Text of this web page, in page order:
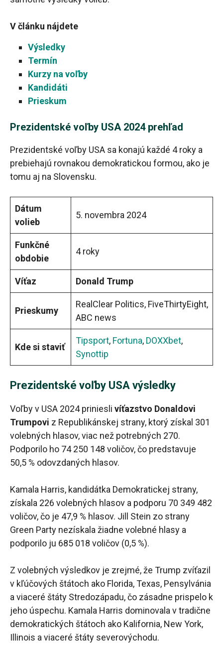
V článku nájdete
Výsledky
Termín
Kurzy na voľby
Kandidáti
Prieskum
Prezidentské voľby USA 2024 prehľad
Prezidentské voľby USA sa konajú každé 4 roky a
prebiehajú rovnakou demokratickou formou, ako je
tomu aj na Slovensku.
Dátum
volieb
5. novembra 2024
Funkčné
obdobie
4 roky
Víťaz Donald Trump
Prieskumy
RealClear Politics, FiveThirtyEight,
ABC news
Kde si staviť
Tipsport, Fortuna, DOXXbet,
Synottip
Prezidentské voľby USA výsledky
Voľby v USA 2024 priniesli víťazstvo Donaldovi
Trumpovi z Republikánskej strany, ktorý získal 301
volebných hlasov, viac než potrebných 270.
Podporilo ho 74 250 148 voličov, čo predstavuje
50,5 % odovzdaných hlasov.
Kamala Harris, kandidátka Demokratickej strany,
získala 226 volebných hlasov a podporu 70 349 482
voličov, čo je 47,9 % hlasov. Jill Stein zo strany
Green Party nezískala žiadne volebné hlasy a
podporilo ju 685 018 voličov (0,5 %).
Z volebných výsledkov je zrejmé, že Trump zvíťazil
v kľúčových štátoch ako Florida, Texas, Pensylvánia
a viaceré štáty Stredozápadu, čo zásadne prispelo k
jeho úspechu. Kamala Harris dominovala v tradične
demokratických štátoch ako Kalifornia, New York,
Illinois a viaceré štáty severovýchodu.